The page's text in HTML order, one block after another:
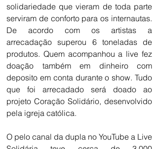
solidariedade que vieram de toda parte
serviram de conforto para os internautas.
De acordo com os artistas a
arrecadação superou 6 toneladas de
produtos. Quem acompanhou a live fez
doação também em dinheiro com
deposito em conta durante o show. Tudo
que foi arrecadado será doado ao
projeto Coração Solidário, desenvolvido
pela igreja católica.
O pelo canal da dupla no YouTube a Live